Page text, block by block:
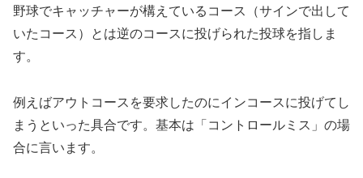
野球でキャッチャーが構えているコース（サインで出して
いたコース）とは逆のコースに投げられた投球を指しま
す。
例えばアウトコースを要求したのにインコースに投げてし
まうといった具合です。基本は「コントロールミス」の場
合に言います。